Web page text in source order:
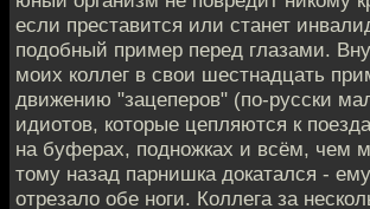
если преставится или станет
подобный пример перед глазами.
моих коллег в свои шестнадцать
движению "зацеперов" (по-русски
идиотов, которые цепляются к
на буферах, подножках и всём, чем
тому назад парнишка докатался -
отрезало обе ноги. Коллега за